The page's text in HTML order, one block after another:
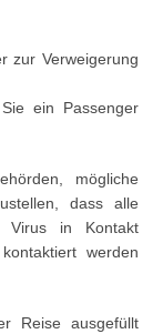
zur Verweigerung
ein Passenger
mögliche
dass alle
Virus in Kontakt
werden
Reise ausgefüllt